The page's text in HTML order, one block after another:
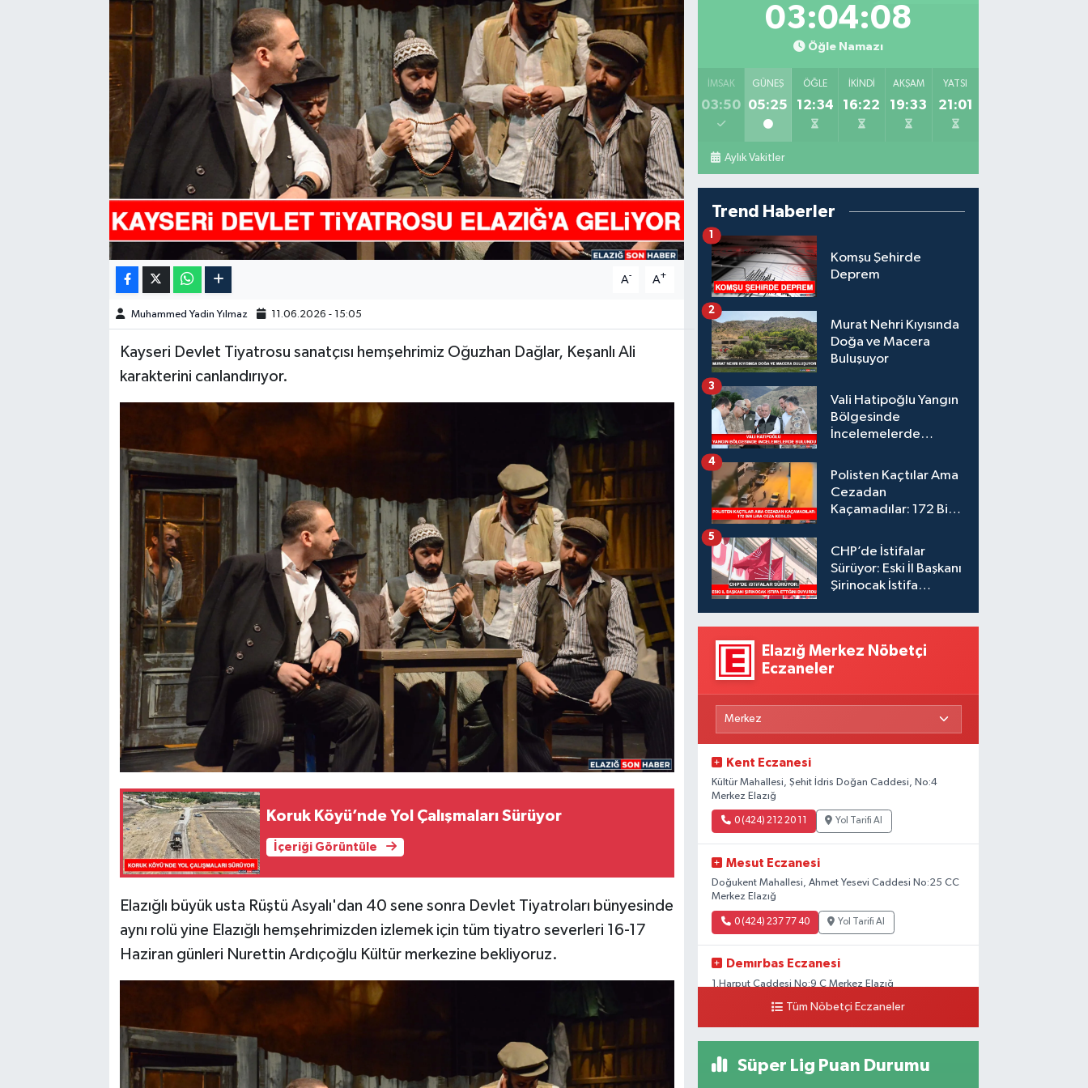
A- A+
Muhammed Yadin Yılmaz 11.06.2026 - 15:05
Kayseri Devlet Tiyatrosu sanatçısı hemşehrimiz Oğuzhan Dağlar, Keşanlı Ali
karakterini canlandırıyor.
Koruk Köyü’nde Yol Çalışmaları Sürüyor
İçeriği Görüntüle
Elazığlı büyük usta Rüştü Asyalı'dan 40 sene sonra Devlet Tiyatroları bünyesinde
aynı rolü yine Elazığlı hemşehrimizden izlemek için tüm tiyatro severleri 16-17
Haziran günleri Nurettin Ardıçoğlu Kültür merkezine bekliyoruz.
03:04:06
Öğle Namazı
İMSAK
03:50
GÜNEŞ
05:25
ÖĞLE
12:34
İKINDI
16:22
AKŞAM
19:33
YATSI
21:01
Aylık Vakitler
Trend Haberler
Komşu Şehirde
Deprem
1
Murat Nehri Kıyısında
Doğa ve Macera
Buluşuyor
2
Vali Hatipoğlu Yangın
Bölgesinde
İncelemelerde
3
Polisten Kaçtılar Ama
Cezadan
Kaçamadılar: 172 Bin
4
CHP’de İstifalar
Sürüyor: Eski İl Başkanı
Şirinocak İstifa
5
Elazığ Merkez Nöbetçi
Eczaneler
Kent Eczanesi
Kültür Mahallesi, Şehit İdris Doğan Caddesi, No:4
Merkez Elazığ
0 (424) 212 20 11 Yol Tarifi Al
Mesut Eczanesi
Doğukent Mahallesi, Ahmet Yesevi Caddesi No:25 CC
Merkez Elazığ
0 (424) 237 77 40 Yol Tarifi Al
Demırbas Eczanesi
1.Harput Caddesi No:9 C Merkez Elazığ
0 (424) 233 64 63 Yol Tarifi Al
Ataşehir Mahallesi, Malatya Caddesi No:105 Merkez
Tüm Nöbetçi Eczaneler
Süper Lig Puan Durumu
HABERDE İNSAN
KÜLTÜR-SANAT
ÖZEL HABER